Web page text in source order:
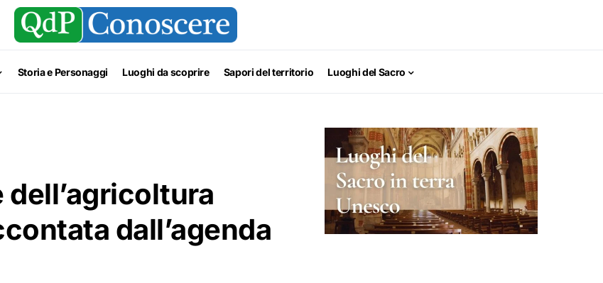
Storia e Personaggi Luoghi da scoprire Sapori del territorio Luoghi del Sacro
dell’agricoltura
dall’agenda